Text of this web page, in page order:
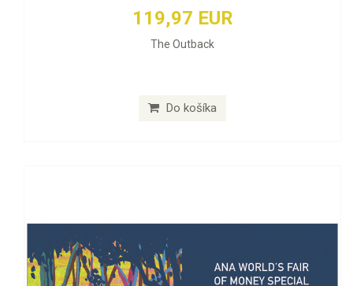
119,97 EUR
The Outback
Do košíka